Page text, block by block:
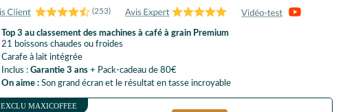
(253)
Top 3 au classement des machines à café à grain Premium
21 boissons chaudes ou froides
Carafe à lait intégrée
Inclus : Garantie 3 ans+ Pack-cadeau de 80€
On aime :Son grand écran et le résultat en tasse incroyable
EXCLU MAXICOFFEE